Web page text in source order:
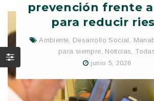
prevención frente
para reducir
Ambiente, Desarrollo Social ,
para siempre, Noticias,
junio 5, 2026